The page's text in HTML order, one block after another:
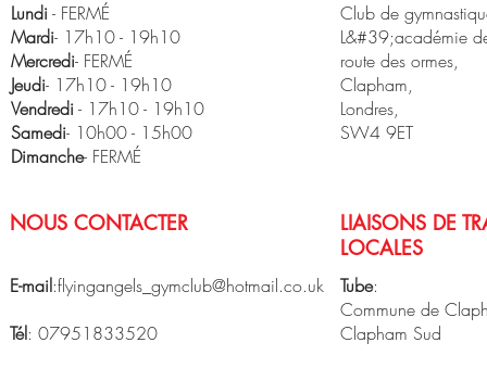
Lundi- FERMÉ
Mardi- 17h10 - 19h10
Mercredi- FERMÉ
Jeudi- 17h10 - 19h10
Vendredi- 17h10 - 19h10
​Samedi- 10h00 - 15h00
Dimanche- FERMÉ
Club de
L&#39;académie
route des ormes,
Clapham,
Londres,
SW4 9ET
NOUS CONTACTER
E-mail:flyingangels_gymclub@hotmail.co.uk
Tél: 07951833520
LIAISONS DE
LOCALES
Tube:
Commune de
Clapham Sud